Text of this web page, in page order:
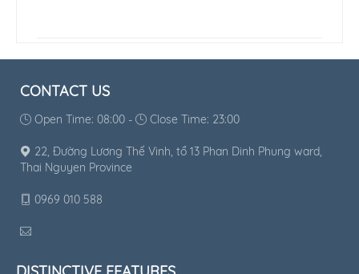
CONTACT US
Open Time: 08:00 - Close Time: 23:00
22, Đường Lương Thế Vinh, tổ 13 Phan Dinh Phung ward,
Thai Nguyen Province
0969 010 588